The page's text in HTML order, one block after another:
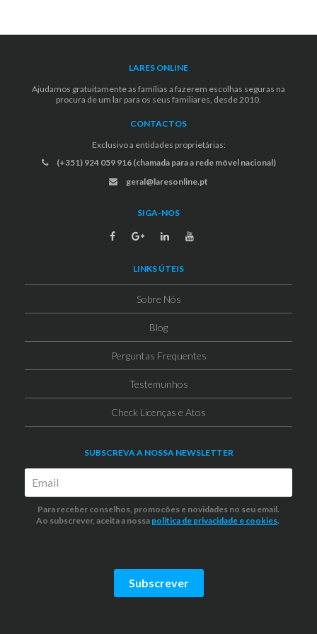
LARES ONLINE
Ajudamos gratuitamente as famílias a fazerem escolhas seguras na
procura de um lar para os seus familiares, desde 2010.
CONTACTOS
Exclusivo a entidades proprietárias:
(+351) 924 059 916 (chamada para a rede móvel nacional)
geral@laresonline.pt
SIGA-NOS
LINKS ÚTEIS
Sobre Nós
Blog
Perguntas Frequentes
Testemunhos
Check Licenças e Atos
SUBSCREVA A NOSSA NEWSLETTER
Para receber conselhos, promocões e novidades no seu email.
Ao subscrever, aceita a nossa politica de privacidade e cookies.
Subscrever